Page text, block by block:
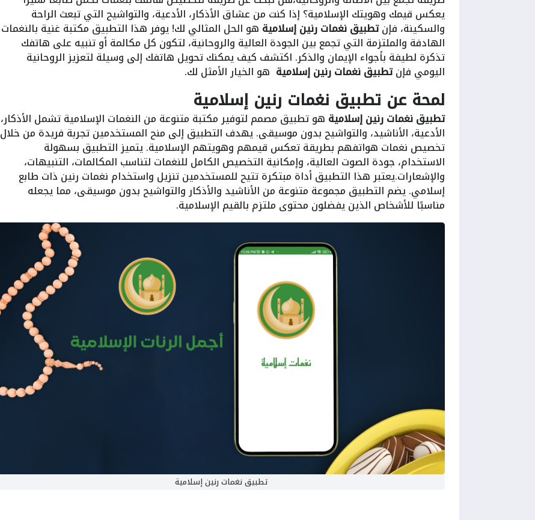
يعكس قيمك وهويتك الإسلامية؟ إذا كنت من عشاق الأذكار، الأدعية، والتواشيح التي تبعث الراحة
والسكينة، فإنتطبيق نغمات رنين إسلامية هو الحل المثالي لك! يوفر هذا التطبيق مكتبة غنية بالنغمات
الهادفة والملتزمة التي تجمع بين الجودة العالية والروحانية، لتكون كل مكالمة أو تنبيه على هاتفك
تذكرة لطيفة بأجواء الإيمان والذكر. اكتشف كيف يمكنك تحويل هاتفك إلى وسيلة لتعزيز الروحانية
اليومي فإنتطبيق نغمات رنين إسلامية هو الخيار الأمثل لك.
لمحة عن تطبيق نغمات رنين إسلامية
تطبيق نغمات رنين إسلامية هو تطبيق مصمم لتوفير مكتبة متنوعة من النغمات الإسلامية تشمل الأذكار،
الأدعية، الأناشيد، والتواشيح بدون موسيقى. يهدف التطبيق إلى منح المستخدمين تجربة فريدة من خلال
تخصيص نغمات هواتفهم بطريقة تعكس قيمهم وهويتهم الإسلامية. يتميز التطبيق بسهولة
الاستخدام، جودة الصوت العالية، وإمكانية التخصيص الكامل للنغمات لتناسب المكالمات، التنبيهات،
والإشعارات.يعتبر هذا التطبيق أداة مبتكرة تتيح للمستخدمين تنزيل واستخدام نغمات رنين ذات طابع
إسلامي. يضم التطبيق مجموعة متنوعة من الأناشيد والأذكار والتواشيح بدون موسيقى، مما يجعله
مناسبًا للأشخاص الذين يفضلون محتوى ملتزم بالقيم الإسلامية.
تطبيق نغمات رنين إسلامية